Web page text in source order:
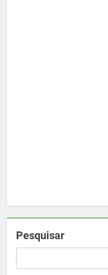
Pesquisar